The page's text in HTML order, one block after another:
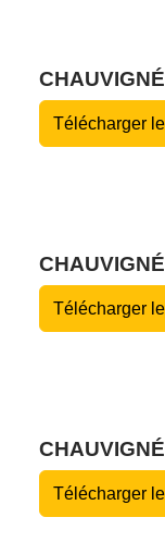
Télécharger
Télécharger
Télécharger